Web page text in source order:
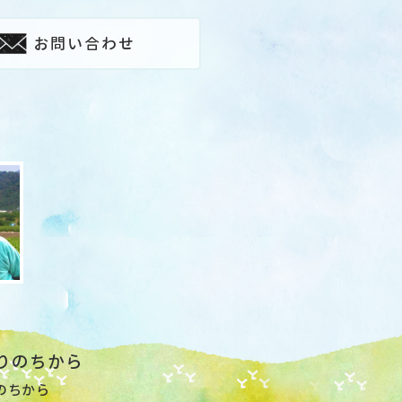
お問い合わせ
のちから
ちから